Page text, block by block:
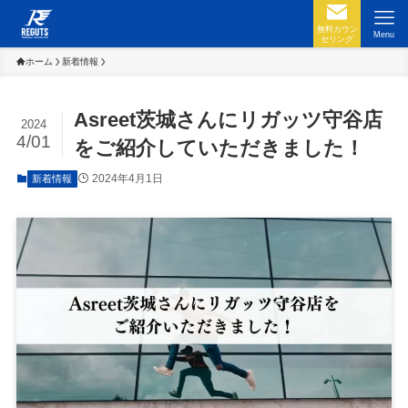
無料カウン
セリング
Menu
ホーム 新着情報
Asreet茨城さんにリガッツ守谷店
をご紹介していただきました！
2024
4/01
新着情報 2024年4月1日